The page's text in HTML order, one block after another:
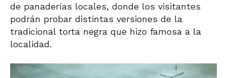
de panaderías locales, donde los visitantes
podrán probar distintas versiones de la
tradicional torta negra que hizo famosa a la
localidad.